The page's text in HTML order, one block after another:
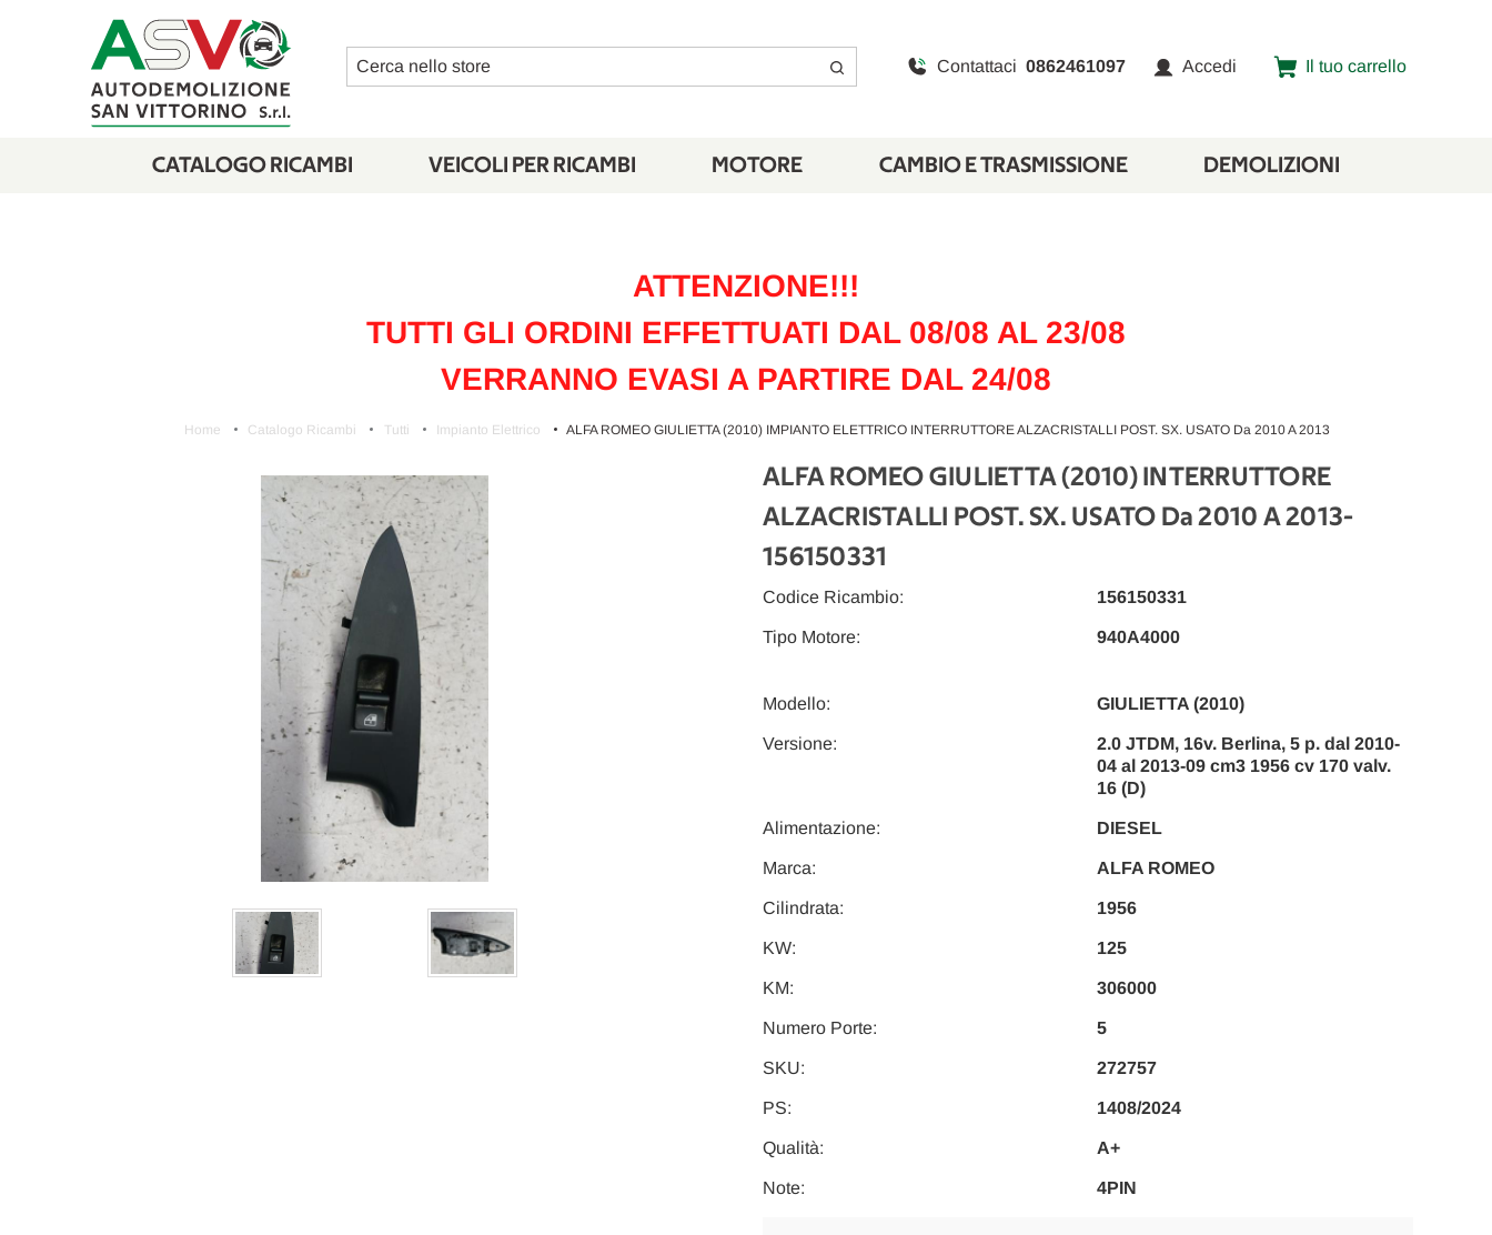
Cerca Contattaci 0862461097 Accedi Il tuo carrello
CATALOGO RICAMBI VEICOLI PER RICAMBI MOTORE CAMBIO E TRASMISSIONE DEMOLIZIONI
ATTENZIONE!!!
TUTTI GLI ORDINI EFFETTUATI DAL 08/08 AL 23/08
VERRANNO EVASI A PARTIRE DAL 24/08
Home Catalogo Ricambi Tutti Impianto Elettrico ALFA ROMEO GIULIETTA (2010) IMPIANTO ELETTRICO INTERRUTTORE ALZACRISTALLI POST. SX. USATO Da 2010 A 2013
ALFA ROMEO GIULIETTA (2010) INTERRUTTORE
ALZACRISTALLI POST. SX. USATO Da 2010 A 2013-
156150331
Modello: GIULIETTA (2010)
Versione:
2.0 JTDM, 16v. Berlina, 5 p. dal 2010-
04 al 2013-09 cm3 1956 cv 170 valv.
16 (D)
Codice Ricambio: 156150331
Cilindrata: 1956
Alimentazione: DIESEL
Tipo Motore: 940A4000
Marca: ALFA ROMEO
KW: 125
KM: 306000
Numero Porte: 5
PS: 1408/2024
Qualità: A+
SKU: 272757
Note: 4PIN